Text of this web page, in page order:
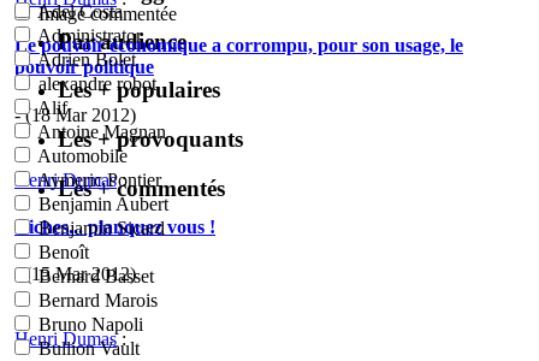
Image commentée
Adel Costa
Administrator
Adrien Bolet
alexandre robot
Alif
Antoine Magnan
Automobile
Aymeric Pontier
Benjamin Aubert
Benjamin Sicard
Benoît
Bernard Basset
Bernard Marois
Bruno Napoli
Bullion Vault
Par audience
Les + populaires
Les + provoquants
Les + commentés
Le pouvoir économique a corrompu, pour son usage, le
pouvoir politique
- (18 Mar 2012)
Henri Dumas:
Riches... planquez vous !
- (15 Mar 2012)
Henri Dumas: